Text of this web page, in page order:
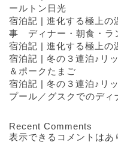
ールトン日光
宿泊記 | 進化する極上の
事 ディナー・朝食・ラ
宿泊記 | 進化する極上の
宿泊記 | 冬の３連泊♪リ
＆ポークたまご
宿泊記 | 冬の３連泊♪リ
プール／グスクでのディ
Recent Comments
表示できるコメントはあ